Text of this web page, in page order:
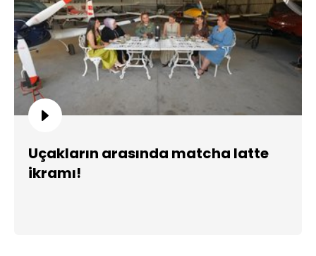
Uçakların arasında matcha latte
ikramı!